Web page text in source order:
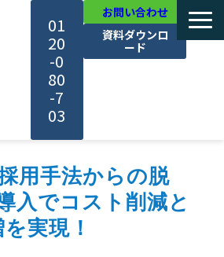
01
20
-0
80
-7
03
お問い合わせ
資料ダウンロ
ード
用手法からの脱
入でコスト削減と
実現！